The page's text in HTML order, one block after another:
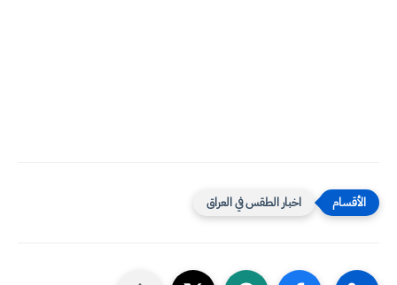
اخبار الطقس في العراق